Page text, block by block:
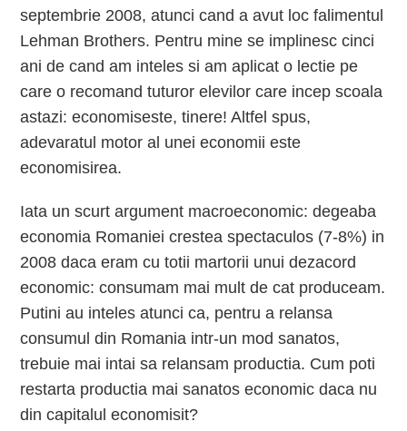
septembrie 2008, atunci cand a avut loc falimentul
Lehman Brothers. Pentru mine se implinesc cinci
ani de cand am inteles si am aplicat o lectie pe
care o recomand tuturor elevilor care incep scoala
astazi: economiseste, tinere! Altfel spus,
adevaratul motor al unei economii este
economisirea.
Iata un scurt argument macroeconomic: degeaba
economia Romaniei crestea spectaculos (7-8%) in
2008 daca eram cu totii martorii unui dezacord
economic: consumam mai mult de cat produceam.
Putini au inteles atunci ca, pentru a relansa
consumul din Romania intr-un mod sanatos,
trebuie mai intai sa relansam productia. Cum poti
restarta productia mai sanatos economic daca nu
din capitalul economisit?